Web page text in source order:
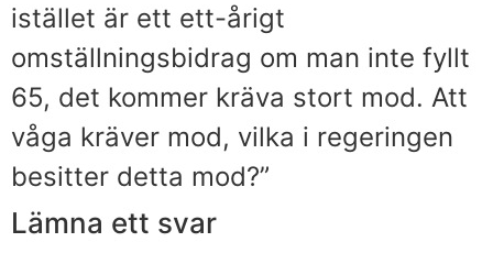
istället är ett ett-årigt
omställningsbidrag om man inte fyllt
65, det kommer kräva stort mod. Att
våga kräver mod, vilka i regeringen
besitter detta mod?”
Lämna ett svar